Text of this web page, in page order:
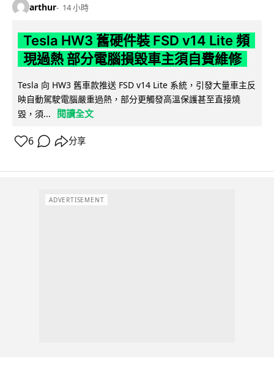
arthur 14 小時
Tesla HW3 舊硬件裝 FSD v14 Lite 頻
現過熱 部分電腦損毀車主須自費維修
Tesla 向 HW3 舊車款推送 FSD v14 Lite 系統，引發大量車主反
映自動駕駛電腦嚴重過熱，部分更觸發高溫保護甚至直接燒
毀，須...
閱讀全文
6 分享
ADVERTISEMENT